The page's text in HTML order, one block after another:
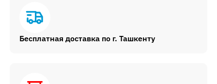
Бесплатная доставка по г. Ташкенту